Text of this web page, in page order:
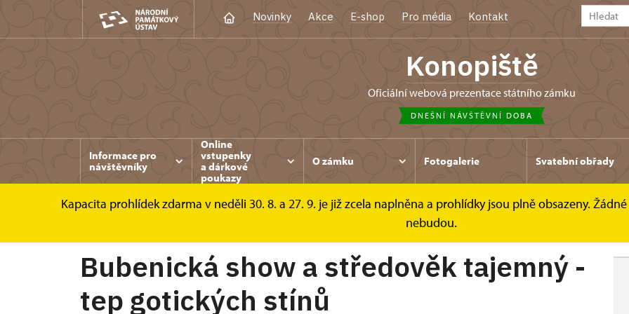
Novinky Akce E-shop Pro média Kontakt
Konopiště
oficiální webová prezentace státního zámku
DNEŠNÍ NÁVŠTĚVNÍ DOBA
Informace pro
návštěvníky
Online
vstupenky
a dárkové
poukazy
O zámku Fotogalerie Svatební obřady
Kapacita prohlídek zdarma v neděli 30. 8. a 27. 9. je již zcela naplněna a prohlídky jsou plně obsazeny.
nebudou.
Konopiště Akce Bubenická show a středověk tajemný...
Bubenická show a středověk tajemný -
tep gotických stínů